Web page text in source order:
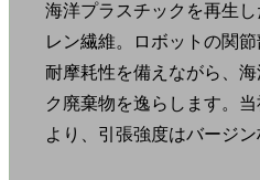
海洋プラスチックを再生
レン繊維。ロボットの関
耐摩耗性を備えながら、
ク廃棄物を逸らします。
より、引張強度はバージン